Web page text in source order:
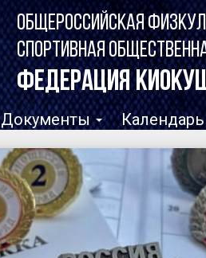
ОБЩЕРОССИЙСКАЯ
СПОРТИВНАЯ
ФЕДЕРАЦИЯ
Документы